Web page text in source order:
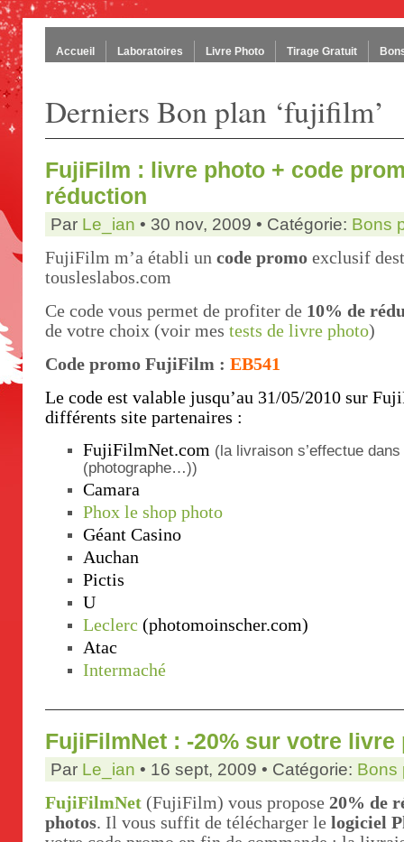
Accueil Laboratoires Livre Photo Tirage Gratuit
Derniers Bon plan ‘fujifilm’
FujiFilm : livre photo + code
réduction
Par Le_ian • 30 nov, 2009 • Catégorie: Bons
FujiFilm m’a établi un code promo exclusif
tousleslabos.com
Ce code vous permet de profiter de 10% de
de votre choix (voir mes tests de livre photo)
Code promo FujiFilm : EB541
Le code est valable jusqu’au 31/05/2010 sur
différents site partenaires :
FujiFilmNet.com (la livraison s’effectue
(photographe…))
Camara
Phox le shop photo
Géant Casino
Auchan
Pictis
U
Leclerc (photomoinscher.com)
Atac
Intermaché
FujiFilmNet : -20% sur votre livre
Par Le_ian • 16 sept, 2009 • Catégorie: Bons
FujiFilmNet (FujiFilm) vous propose 20% de
photos. Il vous suffit de télécharger le logiciel